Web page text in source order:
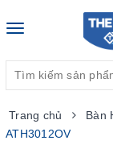
Toggle
Trang chủ Bàn
ATH3012OV